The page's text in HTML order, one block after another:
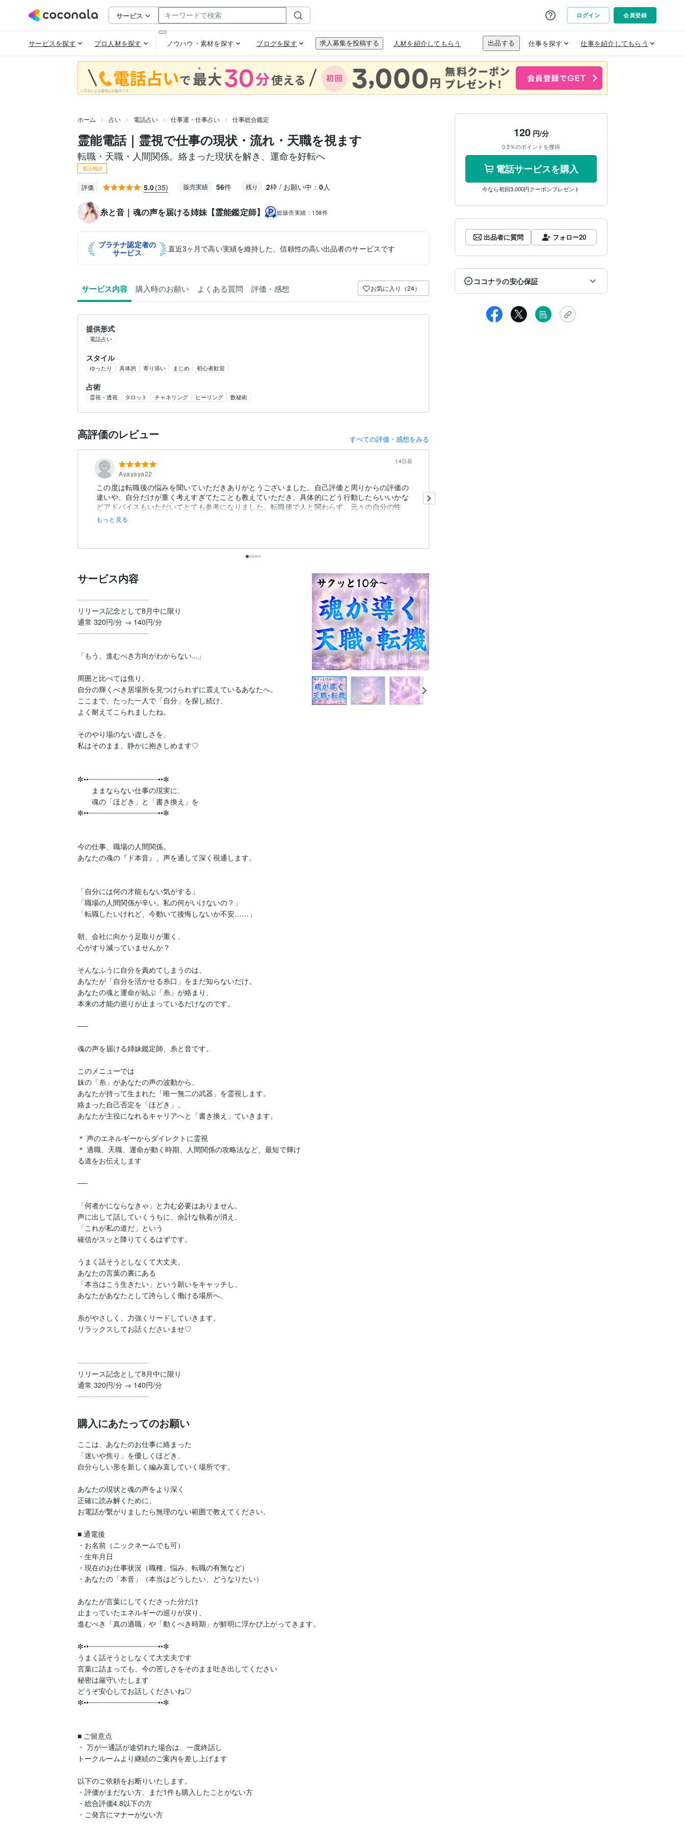
ホーム 占い 電話占い 仕事運・仕事占い 仕事総合鑑定
霊能電話｜霊視で仕事の現状・流れ・天職を視ます
転職・天職・人間関係。絡まった現状を解き、運命を好転へ
電話相談
評価 5.0(35) 販売実績 56件 残り 2枠 / お願い中： 0人
糸と音｜魂の声を届ける姉妹【霊能鑑定師】 総販売実績： 158件
プラチナ認定者の
サービス
直近3ヶ月で高い実績を維持した、信頼性の高い出品者のサービスです
サービス内容 購入時のお願い よくある質問 評価・感想 お気に入り（24）
提供形式
電話占い
スタイル
ゆったり 具体的 寄り添い まじめ 初心者歓迎
占術
霊視・透視 タロット チャネリング ヒーリング 数秘術
高評価のレビュー すべての評価・感想をみる
Ayayaya22
14日前
この度は転職後の悩みを聞いていただきありがとうございました。自己評価と周りからの評価の
違いや、自分だけが重く考えすぎてたことも教えていただき、具体的にどう行動したらいいかな
どアドバイスもいただいてとても参考になりました。転職後で人と関わらず、元々の自分の性
格...
もっと見る
サービス内容
┈┈┈┈┈┈┈┈┈┈
リリース記念として8月中に限り
通常 320円/分 → 140円/分
┈┈┈┈┈┈┈┈┈┈
「もう、進むべき方向がわからない...」
周囲と比べては焦り、
自分の輝くべき居場所を見つけられずに震えているあなたへ。
ここまで、たった一人で「自分」を探し続け、
よく耐えてこられましたね。
そのやり場のない虚しさを、
私はそのまま、静かに抱きしめます♡
✼••┈┈┈┈┈┈┈┈┈┈┈┈┈┈┈┈┈••✼
ままならない仕事の現実に、
魂の「ほどき」と「書き換え」を
✼••┈┈┈┈┈┈┈┈┈┈┈┈┈┈┈┈┈••✼
今の仕事、職場の人間関係。
あなたの魂の『ド本音』、声を通して深く視通します。
「自分には何の才能もない気がする」
「職場の人間関係が辛い。私の何がいけないの？」
「転職したいけれど、今動いて後悔しないか不安……」
朝、会社に向かう足取りが重く、
心がすり減っていませんか？
そんなふうに自分を責めてしまうのは、
あなたが「自分を活かせる糸口」をまだ知らないだけ。
あなたの魂と運命が結ぶ「糸」が絡まり、
本来の才能の巡りが止まっているだけなのです。
──
魂の声を届ける姉妹鑑定師、糸と音です。
このメニューでは
妹の「糸」があなたの声の波動から、
あなたが持って生まれた「唯一無二の武器」を霊視します。
絡まった自己否定を「ほどき」、
あなたが主役になれるキャリアへと「書き換え」ていきます。
＊ 声のエネルギーからダイレクトに霊視
＊ 適職、天職、運命が動く時期、人間関係の攻略法など、最短で輝け
る道をお伝えします
──
「何者かにならなきゃ」と力む必要はありません。
声に出して話していくうちに、余計な執着が消え、
「これが私の道だ」という
確信がスッと降りてくるはずです。
うまく話そうとしなくて大丈夫。
あなたの言葉の裏にある
「本当はこう生きたい」という願いをキャッチし、
あなたがあなたとして誇らしく働ける場所へ、
糸がやさしく、力強くリードしていきます。
リラックスしてお話くださいませ♡
┈┈┈┈┈┈┈┈┈┈
リリース記念として8月中に限り
通常 320円/分 → 140円/分
┈┈┈┈┈┈┈┈┈┈
購入にあたってのお願い
ここは、あなたのお仕事に絡まった
「迷いや焦り」を優しくほどき、
自分らしい形を新しく編み直していく場所です。
あなたの現状と魂の声をより深く
正確に読み解くために、
お電話が繋がりましたら無理のない範囲で教えてください。
■ 通電後
・お名前（ニックネームでも可）
・生年月日
・現在のお仕事状況（職種、悩み、転職の有無など）
・あなたの「本音」（本当はどうしたい、どうなりたい）
あなたが言葉にしてくださった分だけ
止まっていたエネルギーの巡りが戻り、
進むべき「真の適職」や「動くべき時期」が鮮明に浮かび上がってきます。
✼••┈┈┈┈┈┈┈┈┈┈┈┈┈┈┈┈┈••✼
うまく話そうとしなくて大丈夫です
言葉に詰まっても、今の苦しさをそのまま吐き出してください
秘密は厳守いたします
どうぞ安心してお話しくださいね♡
✼••┈┈┈┈┈┈┈┈┈┈┈┈┈┈┈┈┈••✼
■ ご留意点
・ 万が一通話が途切れた場合は、一度終話し
トークルームより継続のご案内を差し上げます
以下のご依頼をお断りいたします。
・評価がまだない方、まだ1件も購入したことがない方
・総合評価4.8以下の方
・ご発言にマナーがない方
120円/分
0.5％のポイントを獲得
電話サービスを購入
今なら初回3,000円クーポンプレゼント
出品者に質問 フォロー20
ココナラの安心保証